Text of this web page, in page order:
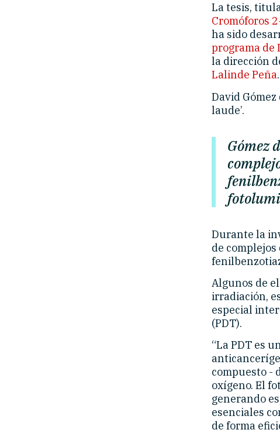
La tesis,
Cromóforos
ha sido
programa de
la dirección
Lalinde Peña.
David
laude’.
Gómez
Durante la
de
Algunos de
irradiación,
especial
(PDT).
“La PDT es
compuesto -
oxígeno. El
generando
esenciales
de forma